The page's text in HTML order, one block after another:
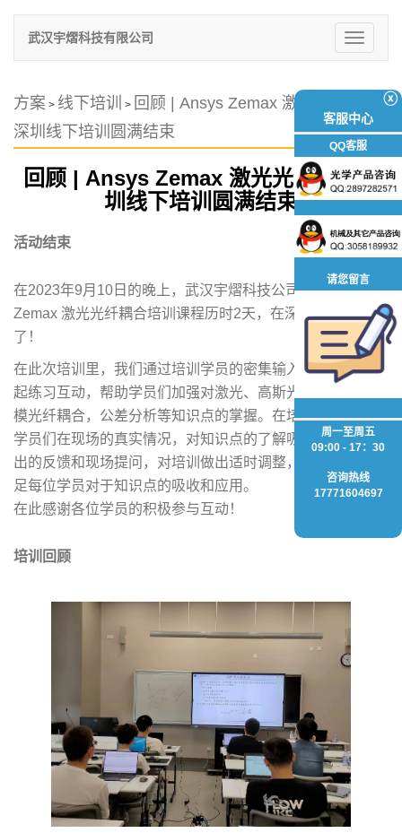
切
换
武汉宇熠科技有限公司
方案 > 线下培训 > 回顾 | Ansys Zemax 激光光纤耦合
深圳线下培训圆满结束
回顾 | Ansys Zemax 激光光纤耦合深
圳线下培训圆满结束
活动结束
在2023年9月10日的晚上，武汉宇熠科技公司举办的Ansys
Zemax 激光光纤耦合培训课程历时2天，在深圳圆满结束
了！
在此次培训里，我们通过培训学员的密集输入和与学员们一
起练习互动，帮助学员们加强对激光、高斯光束，单模、多
模光纤耦合，公差分析等知识点的掌握。在培训期间，根据
学员们在现场的真实情况，对知识点的了解吸收和应用等提
出的反馈和现场提问，对培训做出适时调整，尽最大可能满
足每位学员对于知识点的吸收和应用。
在此感谢各位学员的积极参与互动！
培训回顾
ⓧ
客服中心
QQ客服
请您留言
周一至周五
09:00 - 17：30
咨询热线
17771604697